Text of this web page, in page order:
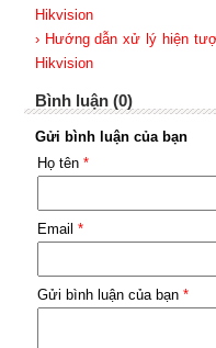
Hikvision
› Hướng dẫn xử lý hiện
Hikvision
Bình luận (0)
Gửi bình luận của bạn
Họ tên *
Email *
Gửi bình luận của bạn *